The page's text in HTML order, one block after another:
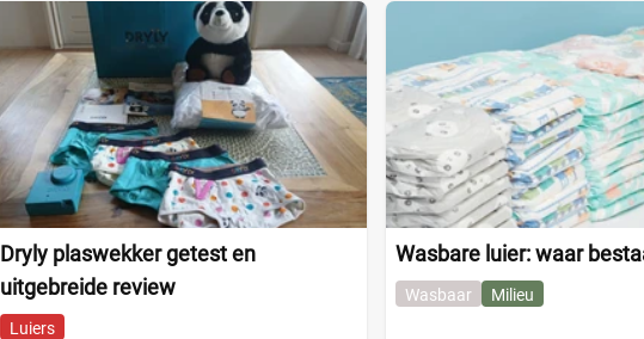
Dryly plaswekker getest en
uitgebreide review
Luiers
Wasbare luier: waar
Wasbaar Milieu